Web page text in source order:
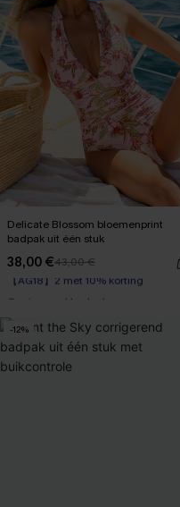
Delicate Blossom bloemenprint
badpak uit één stuk
38,00 €43,00 €
【AG18】2 met 10% korting
Corrigerend badpak
-12%